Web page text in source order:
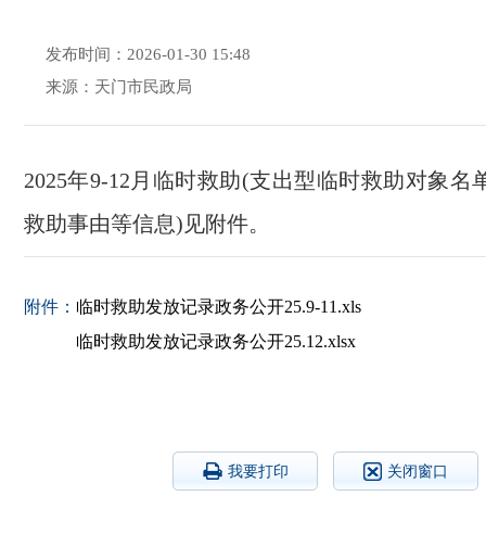
发布时间：2026-01-30 15:48
来源：天门市民政局
2025年9-12月临时救助(支出型临时救助对象名
救助事由等信息)见附件。
附件： 临时救助发放记录政务公开25.9-11.xls
临时救助发放记录政务公开25.12.xlsx
我要打印 关闭窗口